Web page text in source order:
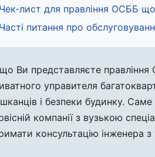
Чек-лист для правління ОСББ
Часті питання про
Ви представляєте
управителя
і безпеки будинку.
компанії з вузькою
консультацію інженера